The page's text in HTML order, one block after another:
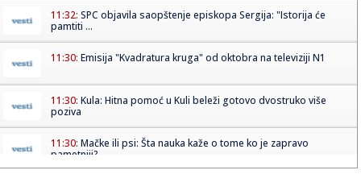
11:32: SPC objavila saopštenje episkopa Sergija: "Istorija će
pamtiti ...
11:30: Emisija "Kvadratura kruga" od oktobra na televiziji N1
11:30: Kula: Hitna pomoć u Kuli beleži gotovo dvostruko više
poziva
11:30: Mačke ili psi: Šta nauka kaže o tome ko je zapravo
pametniji?